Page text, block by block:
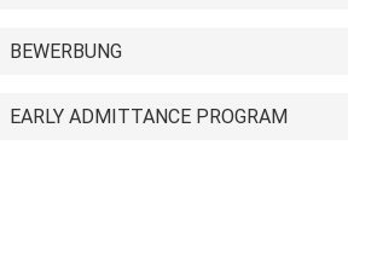
BEWERBUNG
EARLY ADMITTANCE PROGRAM